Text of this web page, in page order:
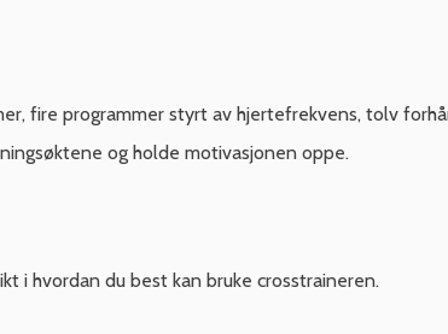
fire programmer styrt av hjertefrekvens, tolv
og holde motivasjonen oppe.
i hvordan du best kan bruke crosstraineren.